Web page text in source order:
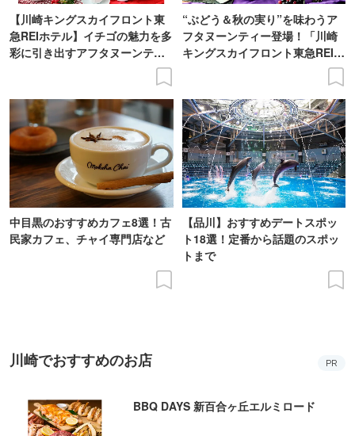
【川崎キングスカイフロント東
急REIホテル】イチゴの魅力を多
彩に引き出すアフタヌーンティ
“ぶどう＆秋の実り”を味わうア
フタヌーンティー登場！「川崎
キングスカイフロント東急REIホ
中目黒のおすすめカフェ8選！古
民家カフェ、チャイ専門店など
【品川】おすすめデートスポッ
ト18選！定番から話題のスポッ
トまで
川崎でおすすめのお店 PR
BBQ DAYS 新百合ヶ丘エルミロード